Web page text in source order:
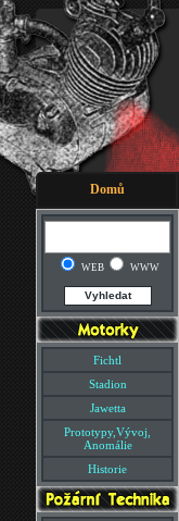
Domů
WEB WWW
Fichtl
Stadion
Jawetta
Prototypy,Vývoj,
Anomálie
Historie